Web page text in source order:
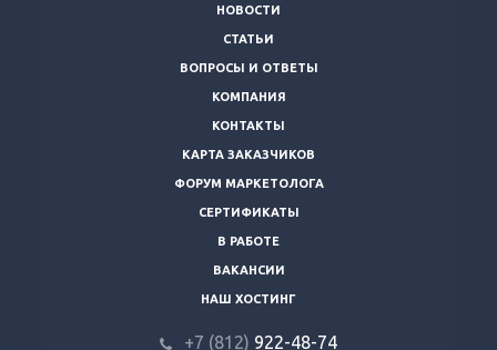
НОВОСТИ
СТАТЬИ
ВОПРОСЫ И ОТВЕТЫ
КОМПАНИЯ
КОНТАКТЫ
КАРТА ЗАКАЗЧИКОВ
ФОРУМ МАРКЕТОЛОГА
СЕРТИФИКАТЫ
В РАБОТЕ
ВАКАНСИИ
НАШ ХОСТИНГ
+7 (812) 922-48-74